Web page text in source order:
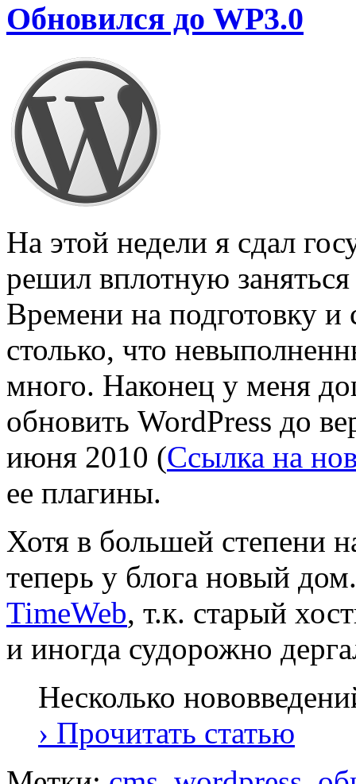
Обновился до WP3.0
На этой недели я сдал
решил вплотную
Времени на подготовку и
столько, что
много. Наконец у меня
обновить WordPress до
июня 2010 (Ссылка на
ее плагины.
Хотя в большей степени
теперь у блога новый
TimeWeb, т.к. старый
и иногда судорожно
Несколько
› Прочитать статью